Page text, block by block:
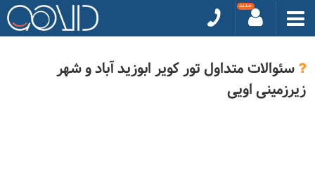
سئوالات متداول تور کویر ابوزید آباد و شهر
زیرزمینی اویی